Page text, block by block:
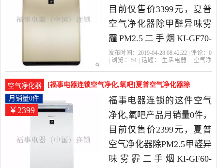
目前仅售价3399元，夏普
空气净化器除甲醛异味雾
霾PM2.5二手烟KI-GF70-
N/KI-BB60-W是2019年福
当中性价比很高的空气净
化,氧吧，由北京发货。
发布时间：2019-04-28 08:42:22 | 评论： 0
| 浏览： 54| 话题： 生活电器
空气净
空气净化器
[福事电器连锁空气净化,氧吧]夏普空气净化器除
PM2.5甲醛异味雾月销量0件仅售2399元
￥2399
月销量0件
福事电器连锁的这件空气
净化,氧吧产品月销量0件，
目前仅售价2399元，夏普
空气净化器除PM2.5甲醛异
味雾霾二手烟KI-GF60-